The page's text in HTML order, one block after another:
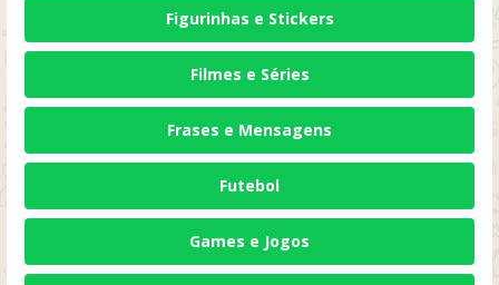
Figurinhas e Stickers
Filmes e Séries
Frases e Mensagens
Futebol
Games e Jogos